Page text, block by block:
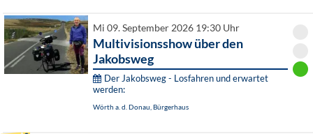
Mi 09. September 2026 19:30 Uhr
Multivisionsshow über den
Jakobsweg
Der Jakobsweg - Losfahren und erwartet
werden:
Wörth a. d. Donau, Bürgerhaus